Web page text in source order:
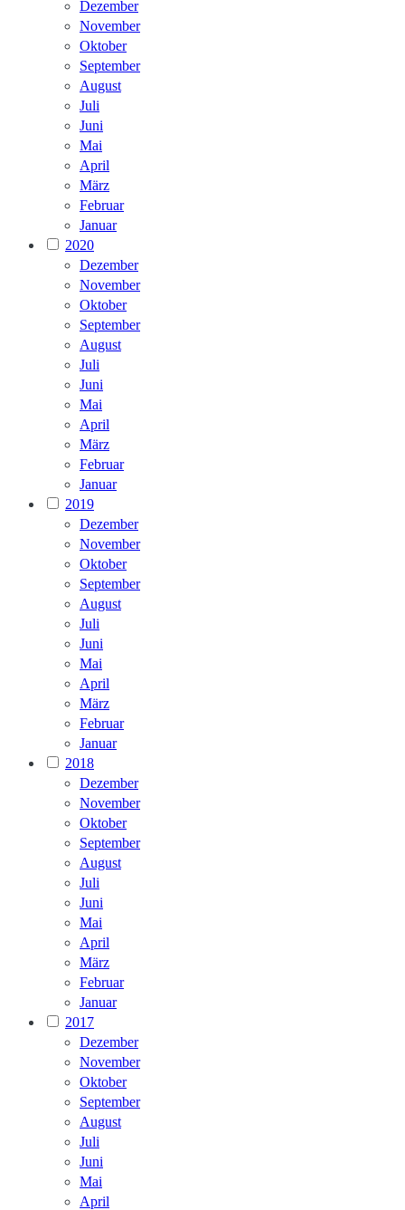
Dezember
November
Oktober
September
August
Juli
Juni
Mai
April
März
Februar
Januar
2020
Dezember
November
Oktober
September
August
Juli
Juni
Mai
April
März
Februar
Januar
2019
Dezember
November
Oktober
September
August
Juli
Juni
Mai
April
März
Februar
Januar
2018
Dezember
November
Oktober
September
August
Juli
Juni
Mai
April
März
Februar
Januar
2017
Dezember
November
Oktober
September
August
Juli
Juni
Mai
April